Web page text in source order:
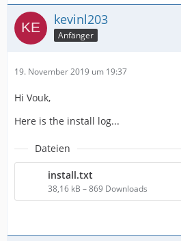
kevinl203
Anfänger
19. November 2019 um 19:37
Hi Vouk,
Here is the install log...
Dateien
install.txt
38,16 kB – 869 Downloads